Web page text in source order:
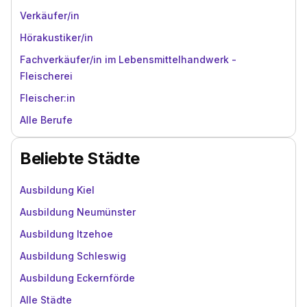
Verkäufer/in
Hörakustiker/in
Fachverkäufer/in im Lebensmittelhandwerk -
Fleischerei
Fleischer:in
Alle Berufe
Beliebte Städte
Ausbildung Kiel
Ausbildung Neumünster
Ausbildung Itzehoe
Ausbildung Schleswig
Ausbildung Eckernförde
Alle Städte